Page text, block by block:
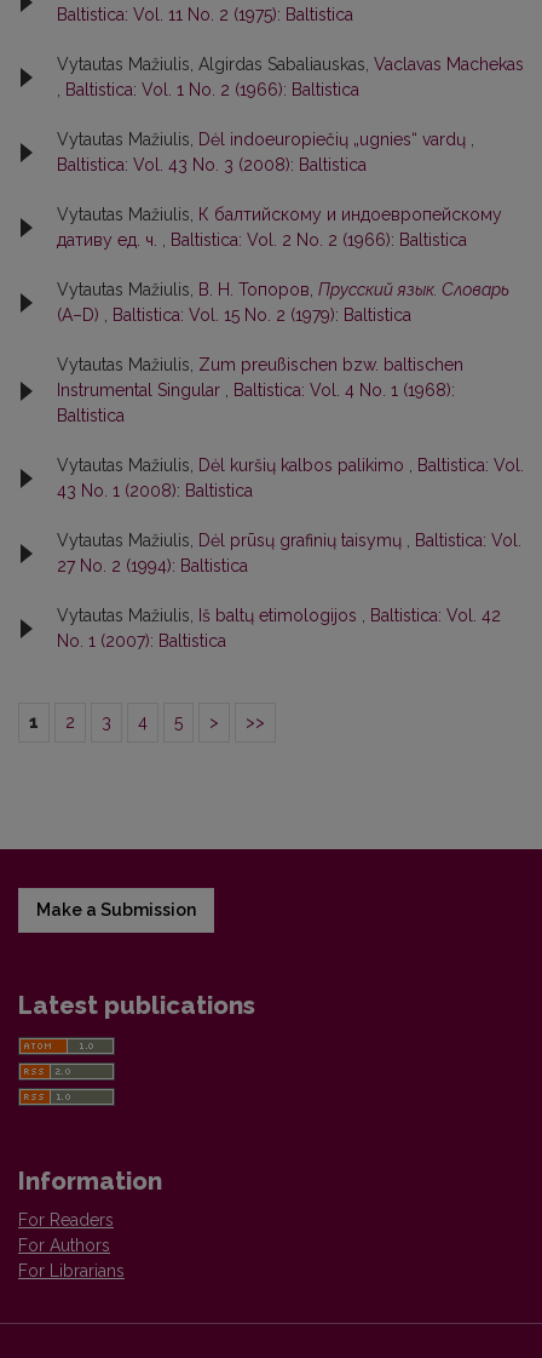
Baltistica: Vol. 11 No. 2 (1975): Baltistica
Vytautas Mažiulis, Algirdas Sabaliauskas, Vaclavas Machekas
, Baltistica: Vol. 1 No. 2 (1966): Baltistica
Vytautas Mažiulis, Dėl indoeuropiečių „ugnies“ vardų ,
Baltistica: Vol. 43 No. 3 (2008): Baltistica
Vytautas Mažiulis, К балтийскому и индоевропейскому
дативу ед. ч. , Baltistica: Vol. 2 No. 2 (1966): Baltistica
Vytautas Mažiulis, В. Н. Топоров, Прусский язык. Словарь
(А–D) , Baltistica: Vol. 15 No. 2 (1979): Baltistica
Vytautas Mažiulis, Zum preußischen bzw. baltischen
Instrumental Singular , Baltistica: Vol. 4 No. 1 (1968):
Baltistica
Vytautas Mažiulis, Dėl kuršių kalbos palikimo , Baltistica: Vol.
43 No. 1 (2008): Baltistica
Vytautas Mažiulis, Dėl prūsų grafinių taisymų , Baltistica: Vol.
27 No. 2 (1994): Baltistica
Vytautas Mažiulis, Iš baltų etimologijos , Baltistica: Vol. 42
No. 1 (2007): Baltistica
1 2 3 4 5 > >>
Make a Submission
Latest publications
Information
For Readers
For Authors
For Librarians